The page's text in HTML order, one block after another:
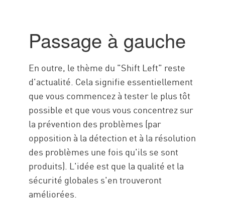
Passage à gauche
En outre, le thème du "Shift Left" reste
d'actualité. Cela signifie essentiellement
que vous commencez à tester le plus tôt
possible et que vous vous concentrez sur
la prévention des problèmes (par
opposition à la détection et à la résolution
des problèmes une fois qu'ils se sont
produits). L'idée est que la qualité et la
sécurité globales s'en trouveront
améliorées.